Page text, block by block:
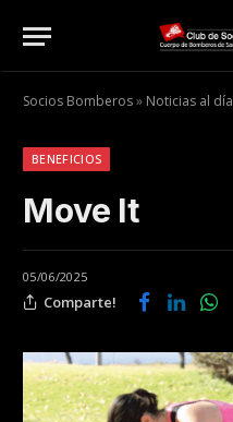
Socios Bomberos» Noticias al día
BENEFICIOS
Move It
05/06/2025
Comparte!